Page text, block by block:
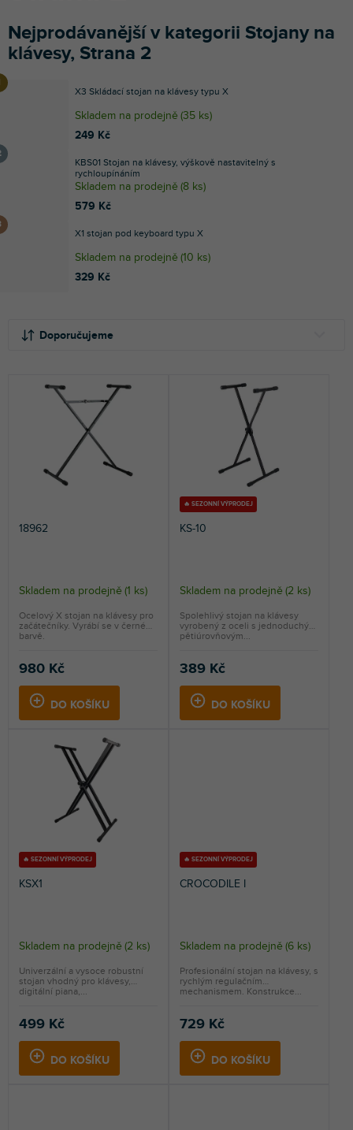
Nejprodávanější v kategorii Stojany na
klávesy, Strana 2
X3 Skládací stojan na klávesy typu X
Skladem na prodejně (35 ks)
249 Kč
KBS01 Stojan na klávesy, výškově nastavitelný s
rychloupínáním
Skladem na prodejně (8 ks)
579 Kč
X1 stojan pod keyboard typu X
Skladem na prodejně (10 ks)
329 Kč
Doporučujeme
NEJDRAŽŠÍ
NEJPRODÁVANĚJŠÍ
18962
Skladem na prodejně (1 ks)
980 Kč
DO KOŠÍKU
Ocelový X stojan na klávesy pro
začátečníky. Vyrábí se v černé
barvě.
🔥 SEZONNÍ VÝPRODEJ
KS-10
Skladem na prodejně (2 ks)
389 Kč
DO KOŠÍKU
Spolehlivý stojan na klávesy
vyrobený z oceli s jednoduchým
pětiúrovňovým...
🔥 SEZONNÍ VÝPRODEJ
KSX1
Skladem na prodejně (2 ks)
499 Kč
DO KOŠÍKU
Univerzální a vysoce robustní
stojan vhodný pro klávesy,
digitální piana,...
🔥 SEZONNÍ VÝPRODEJ
CROCODILE I
Skladem na prodejně (6 ks)
729 Kč
DO KOŠÍKU
Profesionální stojan na klávesy, s
rychlým regulačním
mechanismem. Konstrukce...